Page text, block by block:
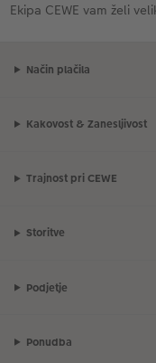
Ekipa CEWE vam želi
Način plačila
Kakovost & Zanesljivost
Trajnost pri CEWE
Storitve
Podjetje
Ponudba